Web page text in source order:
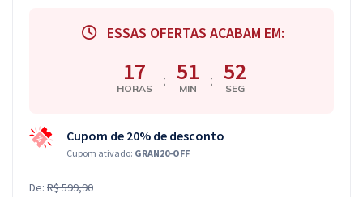
Atendimento ESSAS OFERTAS ACABAM EM:
17
HORAS : 51
MIN : 52
SEG
Cupom de 20% de desconto
Cupom ativado: GRAN20-OFF
De: R$ 599,90